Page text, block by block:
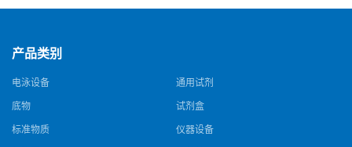
产品类别
电泳设备 通用试剂
底物 试剂盒
标准物质 仪器设备